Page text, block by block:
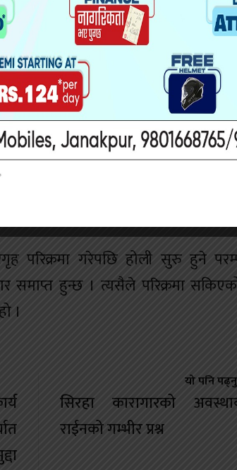
सवारी चलाएको हेलमेट नलगाई
गर्दै धनुषा सुरक्षा समितिले जनकपुरधाम
गरेको छ ।
१५ दिनसम्म चल्ने मिथिला
त्यही परम्पराअनुसार एक दिन ढिलो
परिक्रमा गरेपछि होली सुरु हुने
समाप्त हुन्छ । त्यसैले परिक्रमा
।
यो पनि
सिरहा कारागारको
राईनको गम्भीर प्रश्न